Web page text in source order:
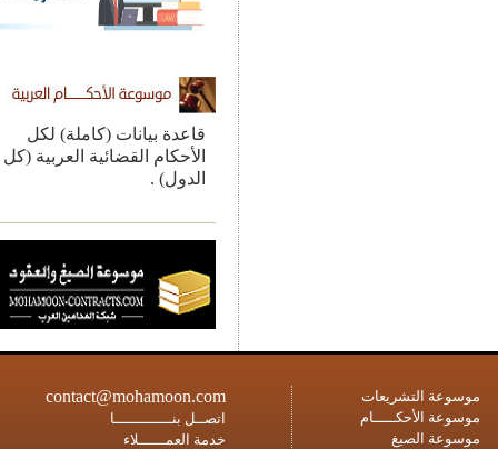
قاعدة بيانات (كاملة) لكل
الأحكام القضائية العربية (كل
الدول) .
التشريعات
الأحكـــــام
الصيغ
contact@mohamoon.com
اتصــل بنـــــــــــــا
خدمة العمــــــلاء